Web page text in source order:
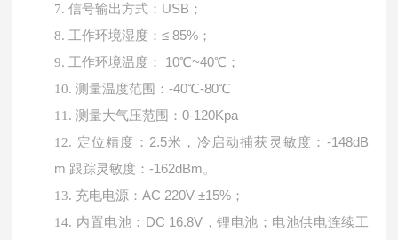
7.信号输出方式： USB；
8. 工作环境湿度：≤ 85%；
9. 工作环境温度： 10℃~40℃；
10.测量温度范围：-40℃-80℃
11.测量大气压范围：0-120Kpa
12. 定位精度： 2.5米，冷启动捕获灵敏度：-148dB
m 跟踪灵敏度：-162dBm。
13. 充电电源：AC 220V ±15%；
14. 内置电池： DC 16.8V，锂电池；电池供电连续工